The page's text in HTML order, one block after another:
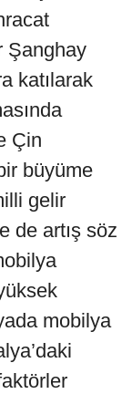
Şanghay
katılarak
Çin
büyüme
gelir
de artış söz
mobilya